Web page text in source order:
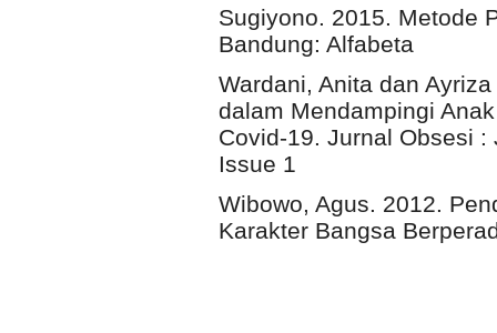
Sugiyono. 2015. Metode
Bandung: Alfabeta
Wardani, Anita dan
dalam Mendampingi
Covid-19. Jurnal Obsesi
Issue 1
Wibowo, Agus. 2012.
Karakter Bangsa